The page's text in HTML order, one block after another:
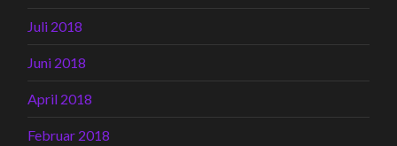
Juli 2018
Juni 2018
April 2018
Februar 2018